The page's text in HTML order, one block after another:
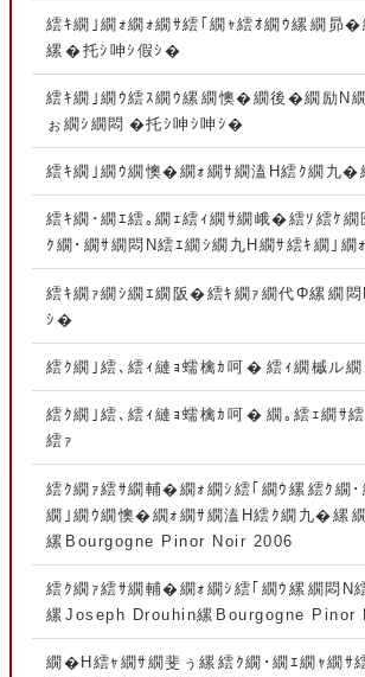
繧ｷ繝｣繝ｫ繝ｫ繝ｻ繧｢繝ｬ繧ｵ繝ｳ縲繝
縲�托ｼ呻ｼ假ｼ�
繧ｷ繝｣繝ｳ繧ｽ繝ｳ縲繝懊�繝後�繝励Ν
ぉ繝ｼ繝悶�托ｼ呻ｼ呻ｼ�
繧ｷ繝｣繝ｳ繝懊�繝ｫ繝ｻ繝溘Η繧ｸ繝九�
繧ｷ繝･繝ｴ繧｡繝ｪ繧ｨ繝ｻ繝峨�繧ｿ繧ｹ繝
ｸ繝･繝ｻ繝悶Ν繧ｴ繝ｼ繝九Η繝ｻ繧ｷ繝｣
繧ｷ繝ｧ繝ｼ繝ｴ繝阪�繧ｷ繝ｧ繝代Φ縲繝
ｼ�
繧ｸ繝｣繧､繧ｨ縺ｮ蠕檎ｶ呵�繧ｨ繝槭ル
繧ｸ繝｣繧､繧ｨ縺ｮ蠕檎ｶ呵�繝｡繧ｪ繝ｻ
繧ｧ
繧ｸ繝ｧ繧ｻ繝輔�繝ｫ繝ｼ繧｢繝ｳ縲繧ｸ繝
繝｣繝ｳ繝懊�繝ｫ繝ｻ繝溘Η繧ｸ繝九�縲
縲Bourgogne Pinor Noir 2006
繧ｸ繝ｧ繧ｻ繝輔�繝ｫ繝ｼ繧｢繝ｳ縲繝悶Ν
縲Joseph Drouhin縲Bourgogne Pinor
繝�Η繧ｬ繝ｻ繝斐ぅ縲繧ｸ繝･繝ｴ繝ｬ繝ｻ